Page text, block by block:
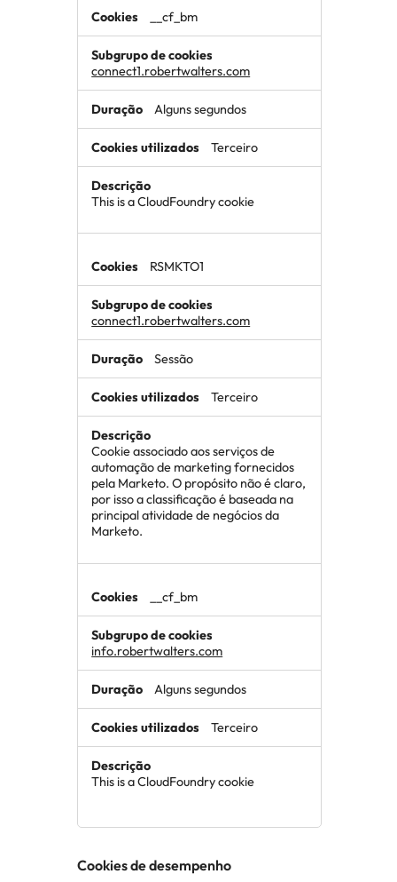
__cf_bm
connect1.robertwalters.com
Alguns segundos
Terceiro
This is a CloudFoundry cookie
RSMKTO1
connect1.robertwalters.com
Sessão
Terceiro
Cookie associado aos serviços de
automação de marketing fornecidos
pela Marketo. O propósito não é claro,
por isso a classificação é baseada na
principal atividade de negócios da
Marketo.
__cf_bm
info.robertwalters.com
Alguns segundos
Terceiro
This is a CloudFoundry cookie
Cookies de desempenho